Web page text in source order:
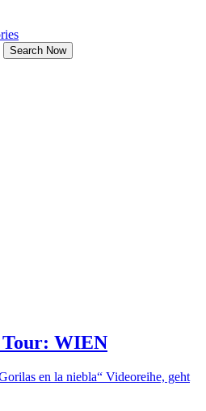
Search Now
WIEN
en la niebla“ Videoreihe, geht